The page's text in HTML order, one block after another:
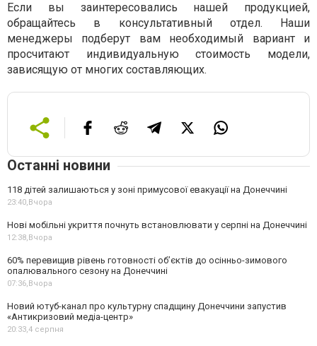
Если вы заинтересовались нашей продукцией,
обращайтесь в консультативный отдел. Наши
менеджеры подберут вам необходимый вариант и
просчитают индивидуальную стоимость модели,
зависящую от многих составляющих.
Останні новини
118 дітей залишаються у зоні примусової евакуації на Донеччині
23:40,Вчора
Нові мобільні укриття почнуть встановлювати у серпні на Донеччині
12:38,Вчора
60% перевищив рівень готовності об’єктів до осінньо-зимового
опалювального сезону на Донеччині
07:36,Вчора
Новий ютуб-канал про культурну спадщину Донеччини запустив
«Антикризовий медіа-центр»
20:33,4 серпня